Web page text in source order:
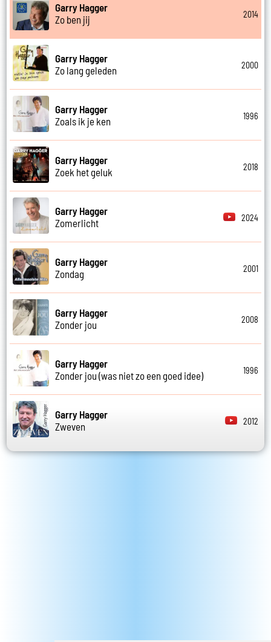
Garry Hagger
Zo ben jij
2014
Garry Hagger
Zo lang geleden
2000
Garry Hagger
Zoals ik je ken
1996
Garry Hagger
Zoek het geluk
2018
Garry Hagger
Zomerlicht
2024
Garry Hagger
Zondag
2001
Garry Hagger
Zonder jou
2008
Garry Hagger
Zonder jou (was niet zo een goed idee)
1996
Garry Hagger
Zweven
2012